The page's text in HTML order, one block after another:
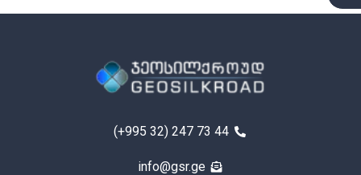
(+995 32) 247 73 44
info@gsr.ge